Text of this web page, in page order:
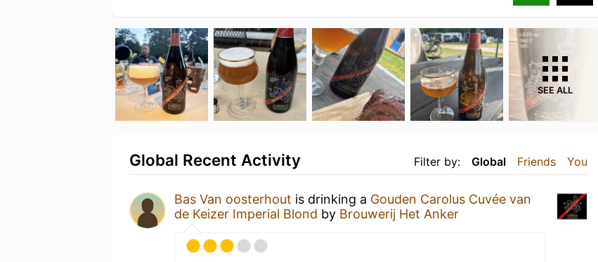
SEE ALL
Filter by: Global Friends You
Global Recent Activity
Bas Van oosterhout is drinking a Gouden Carolus Cuvée van
de Keizer Imperial Blond by Brouwerij Het Anker